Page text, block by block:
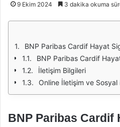
9 Ekim 2024 3 dakika okuma
BNP Paribas Cardif Hayat
BNP Paribas Cardif Hayat
İletişim Bilgileri
Online İletişim ve Sosyal
BNP Paribas Cardif